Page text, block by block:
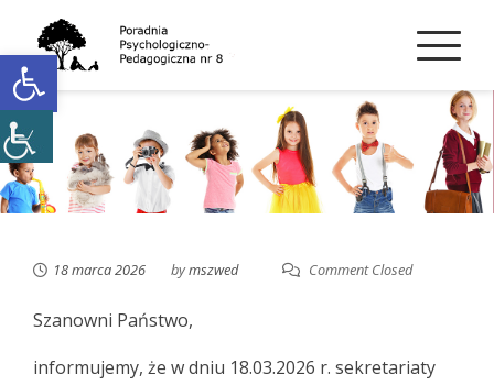
Open toolbar
content
18 marca 2026 bymszwed Comment Closed
Szanowni Państwo,
informujemy, że w dniu 18.03.2026 r. sekretariaty